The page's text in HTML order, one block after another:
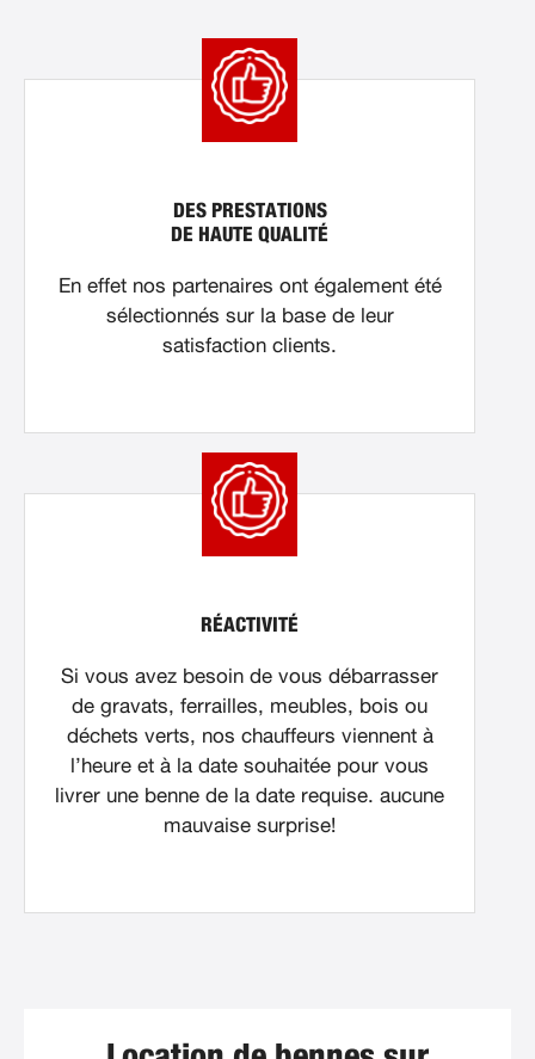
DES PRESTATIONS
DE HAUTE QUALITÉ
En effet nos partenaires ont également été
sélectionnés sur la base de leur
satisfaction clients.
RÉACTIVITÉ
Si vous avez besoin de vous débarrasser
de gravats, ferrailles, meubles, bois ou
déchets verts, nos chauffeurs viennent à
l’heure et à la date souhaitée pour vous
livrer une benne de la date requise. aucune
mauvaise surprise!